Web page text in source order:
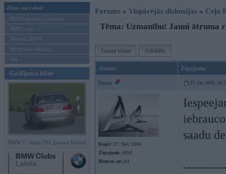
Ziņas un raksti
BMW modeļu jaunumi
BMW testi
Mēneša BMW
Sērijveida tūnings
Vel...
Gadījuma bilde
BMW 7. sērija F01 (preses bildes)
Forums » Vispārējās diskusijas » Ceļu
Tēma: Uzmanību! Jauni ātruma
Jauna tēma Atbildēt
Autors Ziņojums
Neoo 27. Jan 2009,
Kopš: 27. Nov 2004
Ziņojumi: 4950
Braucu ar: A4
saadu